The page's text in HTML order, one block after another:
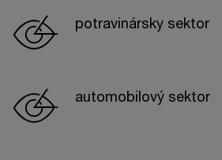
potravinársky sektor
automobilový sektor